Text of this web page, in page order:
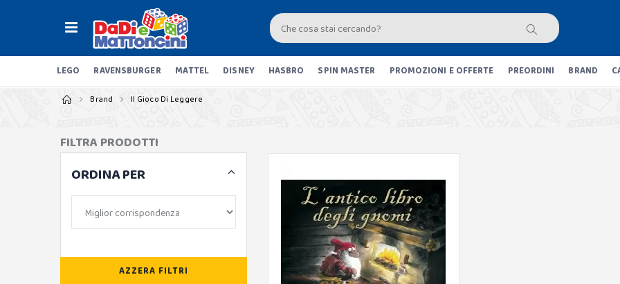
LEGO RAVENSBURGER MATTEL DISNEY HASBRO SPIN MASTER PROMOZIONI E OFFERTE PREORDINI BRAND
Brand Il Gioco Di Leggere
FILTRA PRODOTTI
ORDINA PER
AZZERA FILTRI